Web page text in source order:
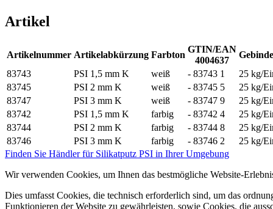
Artikel
Artikelnummer Artikelabkürzung Farbton
GTIN/EAN
4004637
83743
PSI 1,5 mm K weiß - 83743 1
25 kg/
83745
PSI 2 mm K weiß - 83745 5
25 kg/
83747
PSI 3 mm K weiß - 83747 9
25 kg/
83742
PSI 1,5 mm K farbig - 83742 4
25 kg/
83744
PSI 2 mm K farbig - 83744 8
25 kg/
83746
PSI 3 mm K farbig - 83746 2
25 kg/
Finden Sie Händler für Silikatputz PSI in Ihrer Umgebung
Wir verwenden Cookies, um Ihnen das bestmögliche Website-
Dies umfasst Cookies, die technisch erforderlich sind, um das
Funktionieren der Website zu gewährleisten, sowie Cookies, die